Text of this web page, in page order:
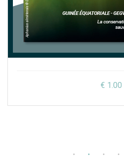
€ 1.00